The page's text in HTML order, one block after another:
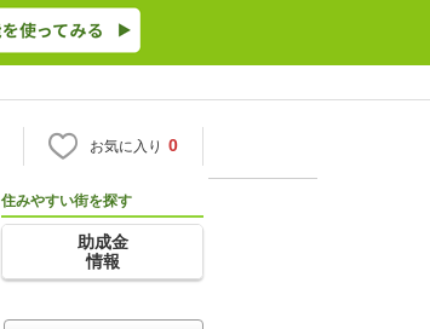
お気に入り 0
住みやすい街を探す
助成金
情報